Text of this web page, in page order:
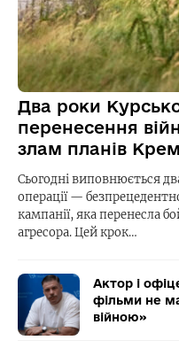
Два роки
перенесення
злам планів
Сьогодні виповнюється
операції —
кампанії, яка перенесла
агресора. Цей крок…
Актор і
фільми не
війною»